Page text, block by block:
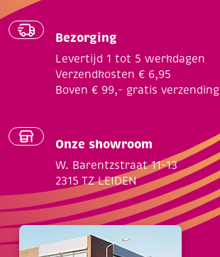
Bezorging
Levertijd 1 tot 5 werkdagen
Verzendkosten € 6,95
Boven € 99,- gratis verzending
Onze showroom
W. Barentzstraat 11-13
2315 TZ LEIDEN